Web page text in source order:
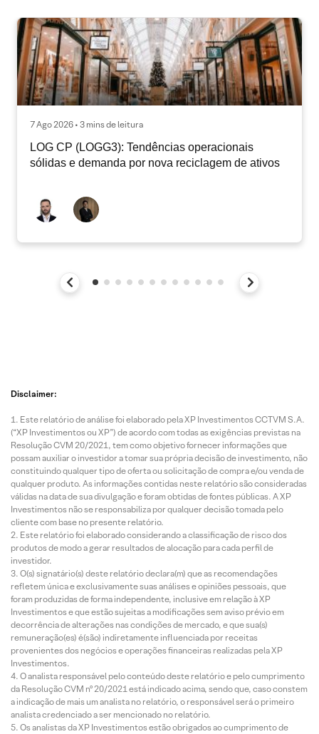
7 Ago 2026 • 3 mins de leitura
LOG CP (LOGG3): Tendências operacionais
sólidas e demanda por nova reciclagem de ativos
Disclaimer:
Este relatório de análise foi elaborado pela XP Investimentos CCTVM S.A.
(“XP Investimentos ou XP”) de acordo com todas as exigências previstas na
Resolução CVM 20/2021, tem como objetivo fornecer informações que
possam auxiliar o investidor a tomar sua própria decisão de investimento, não
constituindo qualquer tipo de oferta ou solicitação de compra e/ou venda de
qualquer produto. As informações contidas neste relatório são consideradas
válidas na data de sua divulgação e foram obtidas de fontes públicas. A XP
Investimentos não se responsabiliza por qualquer decisão tomada pelo
cliente com base no presente relatório.
Este relatório foi elaborado considerando a classificação de risco dos
produtos de modo a gerar resultados de alocação para cada perfil de
investidor.
O(s) signatário(s) deste relatório declara(m) que as recomendações
refletem única e exclusivamente suas análises e opiniões pessoais, que
foram produzidas de forma independente, inclusive em relação à XP
Investimentos e que estão sujeitas a modificações sem aviso prévio em
decorrência de alterações nas condições de mercado, e que sua(s)
remuneração(es) é(são) indiretamente influenciada por receitas
provenientes dos negócios e operações financeiras realizadas pela XP
Investimentos.
O analista responsável pelo conteúdo deste relatório e pelo cumprimento
da Resolução CVM nº 20/2021 está indicado acima, sendo que, caso constem
a indicação de mais um analista no relatório, o responsável será o primeiro
analista credenciado a ser mencionado no relatório.
Os analistas da XP Investimentos estão obrigados ao cumprimento de